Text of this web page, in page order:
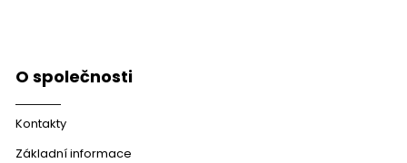
O společnosti
Kontakty
Základní informace